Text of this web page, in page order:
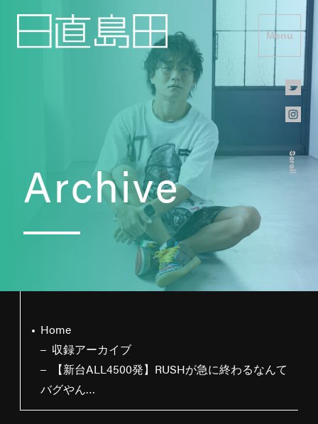
Menu
Scroll
Archive
Home
収録アーカイブ
【新台ALL4500発】RUSHが急に終わるなんて
バグやん…